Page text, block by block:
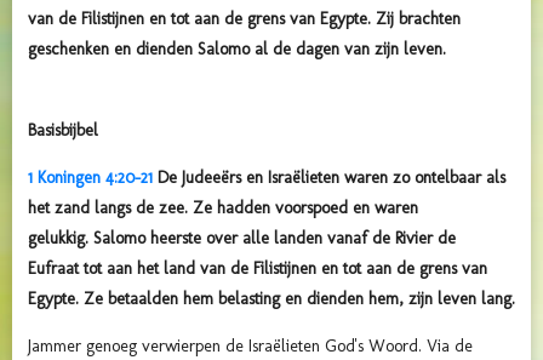
van de Filistijnen en tot aan de grens van Egypte. Zij brachten
geschenken en dienden Salomo al de dagen van zijn leven.
Basisbijbel
1 Koningen 4:20-21 De Judeeërs en Israëlieten waren zo ontelbaar als
het zand langs de zee. Ze hadden voorspoed en waren
gelukkig. Salomo heerste over alle landen vanaf de Rivierde
Eufraattot aan het land van de Filistijnen en tot aan de grens van
Egypte. Ze betaalden hem belasting en dienden hem, zijn leven lang.
Jammer genoeg verwierpen de Israëlieten God's Woord. Via de